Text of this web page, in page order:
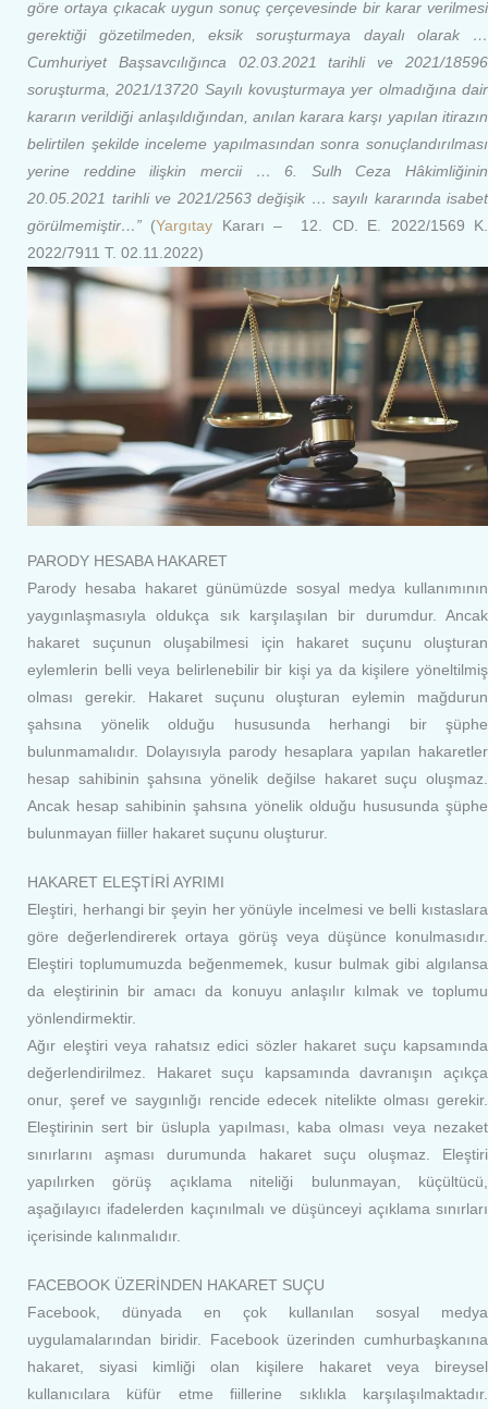
göre ortaya çıkacak uygun sonuç çerçevesinde bir karar verilmesi
gerektiği gözetilmeden, eksik soruşturmaya dayalı olarak …
Cumhuriyet Başsavcılığınca 02.03.2021 tarihli ve 2021/18596
soruşturma, 2021/13720 Sayılı kovuşturmaya yer olmadığına dair
kararın verildiği anlaşıldığından, anılan karara karşı yapılan itirazın
belirtilen şekilde inceleme yapılmasından sonra sonuçlandırılması
yerine reddine ilişkin mercii … 6. Sulh Ceza Hâkimliğinin
20.05.2021 tarihli ve 2021/2563 değişik … sayılı kararında isabet
görülmemiştir…” (Yargıtay Kararı – 12. CD. E. 2022/1569 K.
2022/7911 T. 02.11.2022)
PARODY HESABA HAKARET
Parody hesaba hakaret günümüzde sosyal medya kullanımının
yaygınlaşmasıyla oldukça sık karşılaşılan bir durumdur. Ancak
hakaret suçunun oluşabilmesi için hakaret suçunu oluşturan
eylemlerin belli veya belirlenebilir bir kişi ya da kişilere yöneltilmiş
olması gerekir. Hakaret suçunu oluşturan eylemin mağdurun
şahsına yönelik olduğu hususunda herhangi bir şüphe
bulunmamalıdır. Dolayısıyla parody hesaplara yapılan hakaretler
hesap sahibinin şahsına yönelik değilse hakaret suçu oluşmaz.
Ancak hesap sahibinin şahsına yönelik olduğu hususunda şüphe
bulunmayan fiiller hakaret suçunu oluşturur.
HAKARET ELEŞTİRİ AYRIMI
Eleştiri, herhangi bir şeyin her yönüyle incelmesi ve belli kıstaslara
göre değerlendirerek ortaya görüş veya düşünce konulmasıdır.
Eleştiri toplumumuzda beğenmemek, kusur bulmak gibi algılansa
da eleştirinin bir amacı da konuyu anlaşılır kılmak ve toplumu
yönlendirmektir.
Ağır eleştiri veya rahatsız edici sözler hakaret suçu kapsamında
değerlendirilmez. Hakaret suçu kapsamında davranışın açıkça
onur, şeref ve saygınlığı rencide edecek nitelikte olması gerekir.
Eleştirinin sert bir üslupla yapılması, kaba olması veya nezaket
sınırlarını aşması durumunda hakaret suçu oluşmaz. Eleştiri
yapılırken görüş açıklama niteliği bulunmayan, küçültücü,
aşağılayıcı ifadelerden kaçınılmalı ve düşünceyi açıklama sınırları
içerisinde kalınmalıdır.
FACEBOOK ÜZERİNDEN HAKARET SUÇU
Facebook, dünyada en çok kullanılan sosyal medya
uygulamalarından biridir. Facebook üzerinden cumhurbaşkanına
hakaret, siyasi kimliği olan kişilere hakaret veya bireysel
kullanıcılara küfür etme fiillerine sıklıkla karşılaşılmaktadır.